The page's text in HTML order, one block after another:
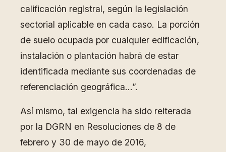
calificación registral, según la legislación
sectorial aplicable en cada caso. La porción
de suelo ocupada por cualquier edificación,
instalación o plantación habrá de estar
identificada mediante sus coordenadas de
referenciación geográfica…”.
Así mismo, tal exigencia ha sido reiterada
por la DGRN en Resoluciones de 8 de
febrero y 30 de mayo de 2016,